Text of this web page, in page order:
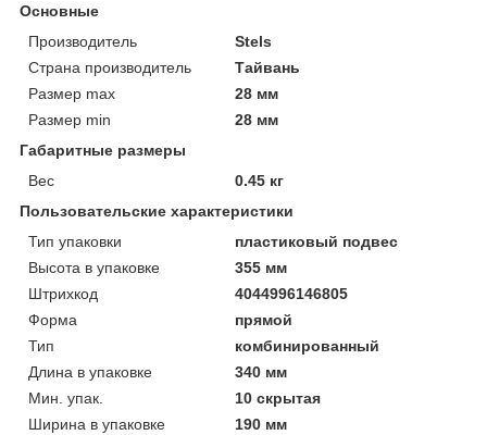
Основные
Производитель
Stels
Страна производитель
Тайвань
Размер max
28 мм
Размер min
28 мм
Габаритные размеры
Вес
0.45 кг
Пользовательские характеристики
Тип упаковки
пластиковый подвес
Высота в упаковке
355 мм
Штрихкод
4044996146805
Форма
прямой
Тип
комбинированный
Длина в упаковке
340 мм
Мин. упак.
10 скрытая
Ширина в упаковке
190 мм